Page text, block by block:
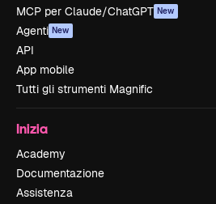
MCP per Claude/ChatGPT New
Agenti New
API
App mobile
Tutti gli strumenti Magnific
Inizia
Academy
Documentazione
Assistenza